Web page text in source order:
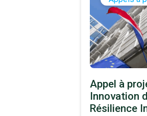
Appel à
Innovation
Résilience